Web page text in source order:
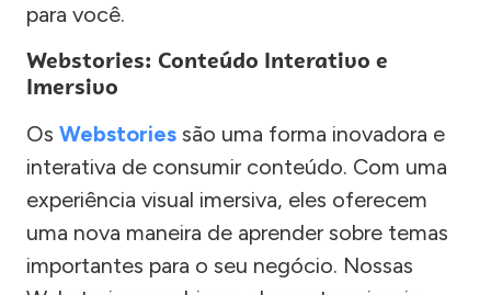
para você.
Webstories: Conteúdo Interativo e
Imersivo
Os Webstories são uma forma inovadora e
interativa de consumir conteúdo. Com uma
experiência visual imersiva, eles oferecem
uma nova maneira de aprender sobre temas
importantes para o seu negócio. Nossas